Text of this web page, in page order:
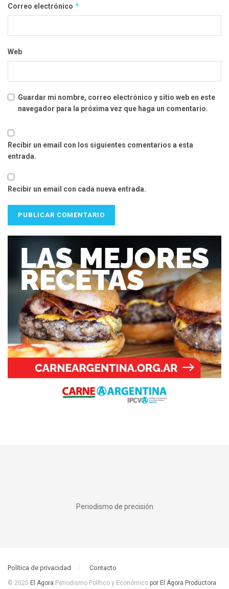
Correo electrónico *
Web
Guardar mi nombre, correo electrónico y sitio web en este
navegador para la próxima vez que haga un comentario.
Recibir un email con los siguientes comentarios a esta
entrada.
Recibir un email con cada nueva entrada.
Periodismo de precisión
Política de privacidad Contacto
© 2020 El Agora Periodismo Político y Económico por El Ágora Productora